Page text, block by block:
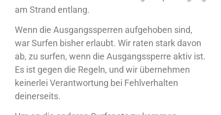
am Strand entlang.
Wenn die Ausgangssperren aufgehoben sind,
war Surfen bisher erlaubt. Wir raten stark davon
ab, zu surfen, wenn die Ausgangssperre aktiv ist.
Es ist gegen die Regeln, und wir übernehmen
keinerlei Verantwortung bei Fehlverhalten
deinerseits.